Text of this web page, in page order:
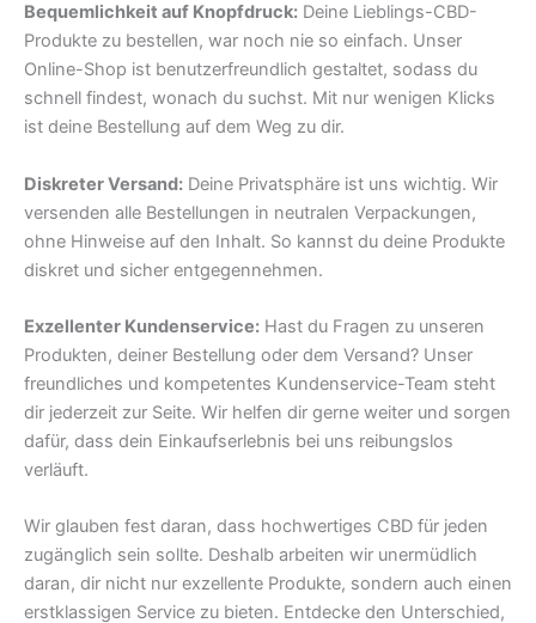
Bequemlichkeit auf Knopfdruck: Deine Lieblings-CBD-
Produkte zu bestellen, war noch nie so einfach. Unser
Online-Shop ist benutzerfreundlich gestaltet, sodass du
schnell findest, wonach du suchst. Mit nur wenigen Klicks
ist deine Bestellung auf dem Weg zu dir.
Diskreter Versand: Deine Privatsphäre ist uns wichtig. Wir
versenden alle Bestellungen in neutralen Verpackungen,
ohne Hinweise auf den Inhalt. So kannst du deine Produkte
diskret und sicher entgegennehmen.
Exzellenter Kundenservice: Hast du Fragen zu unseren
Produkten, deiner Bestellung oder dem Versand? Unser
freundliches und kompetentes Kundenservice-Team steht
dir jederzeit zur Seite. Wir helfen dir gerne weiter und sorgen
dafür, dass dein Einkaufserlebnis bei uns reibungslos
verläuft.
Wir glauben fest daran, dass hochwertiges CBD für jeden
zugänglich sein sollte. Deshalb arbeiten wir unermüdlich
daran, dir nicht nur exzellente Produkte, sondern auch einen
erstklassigen Service zu bieten. Entdecke den Unterschied,